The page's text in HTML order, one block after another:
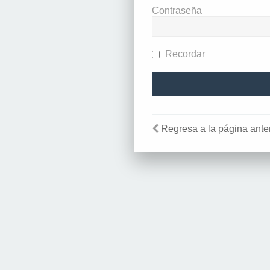
Contraseña
Recordar
Regresa a la página